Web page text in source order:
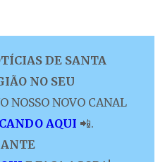
DE SANTA
NO SEU
NOSSO NOVO CANAL
AQUI 📲.